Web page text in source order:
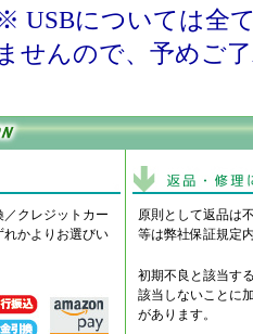
USBについては全
ませんので、予めご
クレジットカー
れかよりお選びい
原則として返品は
等は弊社保証規定
初期不良と該当す
該当しないことに
があります。